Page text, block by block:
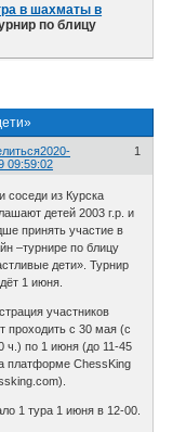
в шахматы в
по блицу
1
2020-
09:59:02
соседи из Курска
детей 2003 г.р. и
принять участие в
–турнире по блицу
дети». Турнир
1 июня.
участников
проходить с 30 мая (с
ч.) по 1 июня (до 11-45
платформе ChessKing
1 тура 1 июня в 12-00.